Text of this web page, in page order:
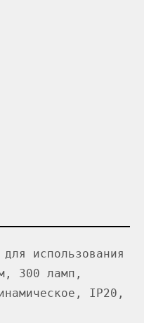
использования
300 ламп,
IP20,